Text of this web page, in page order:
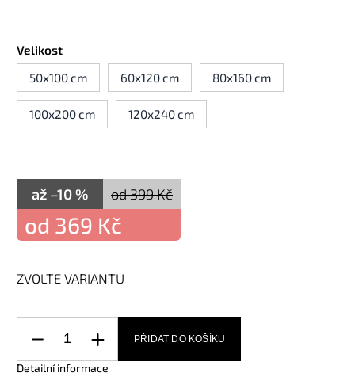
Velikost
50x100 cm
60x120 cm 80x160 cm
100x200 cm 120x240 cm
od 399 Kč
až –10 %
od 369 Kč
ZVOLTE VARIANTU
PŘIDAT DO KOŠÍKU
Detailní informace